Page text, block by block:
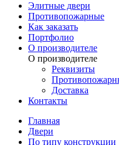
Элитные двери
Противопожарные
Как заказать
Портфолио
О производителе
О производителе
Реквизиты
Доставка
Контакты
Главная
Двери
По типу конструкции